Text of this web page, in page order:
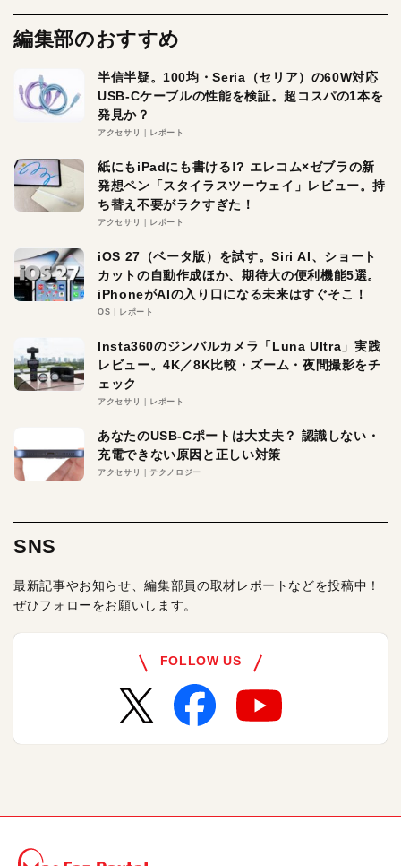
編集部のおすすめ
半信半疑。100均・Seria（セリア）の60W対応
USB-Cケーブルの性能を検証。超コスパの1本を
発見か？
アクセサリ レポート
紙にもiPadにも書ける!? エレコム×ゼブラの新
発想ペン「スタイラスツーウェイ」レビュー。持
ち替え不要がラクすぎた！
アクセサリ レポート
iOS 27（ベータ版）を試す。Siri AI、ショート
カットの自動作成ほか、期待大の便利機能5選。
iPhoneがAIの入り口になる未来はすぐそこ！
OS レポート
Insta360のジンバルカメラ「Luna Ultra」実践
レビュー。4K／8K比較・ズーム・夜間撮影をチ
ェック
アクセサリ レポート
あなたのUSB-Cポートは大丈夫？ 認識しない・
充電できない原因と正しい対策
アクセサリ テクノロジー
SNS
最新記事やお知らせ、編集部員の取材レポートなどを投稿中！
ぜひフォローをお願いします。
FOLLOW US